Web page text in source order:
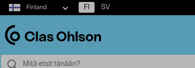
Select
market
Finland FI SV